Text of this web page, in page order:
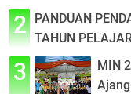
PANDUAN
TAHUN
MIN